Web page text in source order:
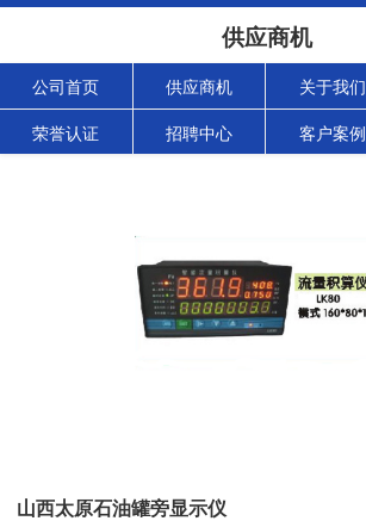
供应商机
公司首页 供应商机 关于我们
荣誉认证 招聘中心 客户案例
山西太原石油罐旁显示仪